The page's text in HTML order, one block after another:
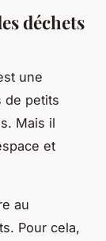
déchets
une
de petits
Mais il
et
au
Pour cela,